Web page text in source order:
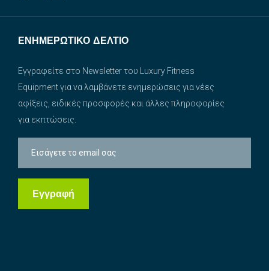
ΕΝΗΜΕΡΩΤΙΚΌ ΔΕΛΤΊΟ
Εγγραφείτε στο Newsletter του Luxury Fitness
Equipment για να λαμβάνετε ενημερώσεις για νέες
αφίξεις, ειδικές προσφορές και άλλες πληροφορίες
για εκπτώσεις.